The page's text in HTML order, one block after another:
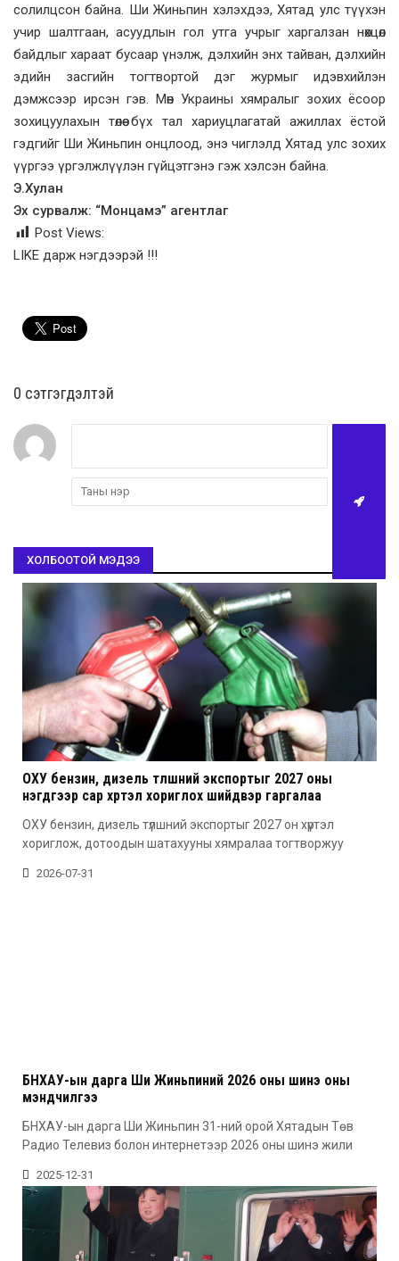
солилцсон байна. Ши Жиньпин хэлэхдээ, Хятад улс түүхэн
учир шалтгаан, асуудлын гол утга учрыг харгалзан нөхцөл
байдлыг хараат бусаар үнэлж, дэлхийн энх тайван, дэлхийн
эдийн засгийн тогтвортой дэг журмыг идэвхийлэн
дэмжсээр ирсэн гэв. Мөн Украины хямралыг зохих ёсоор
зохицуулахын төлөө бүх тал хариуцлагатай ажиллах ёстой
гэдгийг Ши Жиньпин онцлоод, энэ чиглэлд Хятад улс зохих
үүргээ үргэлжлүүлэн гүйцэтгэнэ гэж хэлсэн байна.
Э.Хулан
Эх сурвалж: “Монцамэ” агентлаг
Post Views:
LIKE дарж нэгдээрэй !!!
0 cэтгэгдэлтэй
ХОЛБООТОЙ МЭДЭЭ
ОХУ бензин, дизель түлшний экспортыг 2027 оны
нэгдүгээр сар хүртэл хориглох шийдвэр гаргалаа
ОХУ бензин, дизель түлшний экспортыг 2027 он хүртэл
хориглож, дотоодын шатахууны хямралаа тогтворжуу
2026-07-31
БНХАУ-ын дарга Ши Жиньпиний 2026 оны шинэ оны
мэндчилгээ
БНХАУ-ын дарга Ши Жиньпин 31-ний орой Хятадын Төв
Радио Телевиз болон интернетээр 2026 оны шинэ жили
2025-12-31